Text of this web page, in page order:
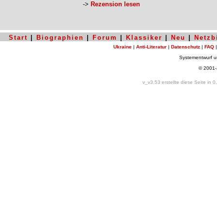
-> Rezension lesen
Start Biographien Forum Klassiker Neu
Ukraine | Anti-Literatur | Datenschutz | FAQ
Systementwurf
©
v_v3.53 erstellte diese Seite in